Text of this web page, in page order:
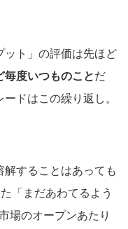
ット」の評価は先ほど
毎度いつものことだ
ドはこの繰り返し。
解することはあっても
「まだあわてるよう
場のオープンあたり